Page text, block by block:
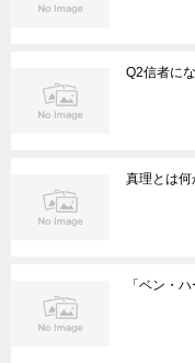
Q2信者に
真理とは何
「ベン・